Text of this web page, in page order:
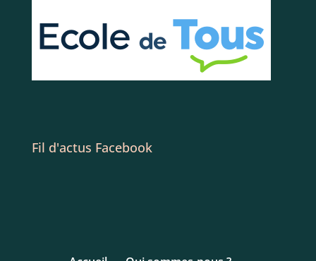
Fil d'actus Facebook